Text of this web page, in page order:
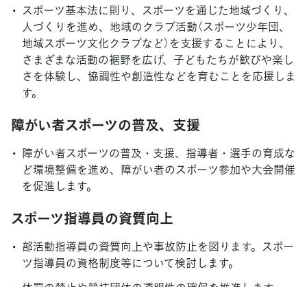
スポーツ基本法に則り、スポーツを通じた地域づくり、
人づくりを進め、地域のクラブ活動（スポーツ少年団、
地域スポーツ文化クラブなど）を支援することにより、
さまざまな活動の裾野を広げ、子どもたちが歓びや楽し
さを体験し、協調性や創造性などを育むことを応援しま
す。
障がい者スポーツの普及、支援
障がい者スポーツの普及・支援、指導者・選手の育成な
ど環境整備を進め、障がい者のスポーツ参加や大会開催
を促進します。
スポーツ指導員の資質向上
部活動指導員の資質向上や事故防止を図ります。スポー
ツ指導員の資格制度等について検討します。